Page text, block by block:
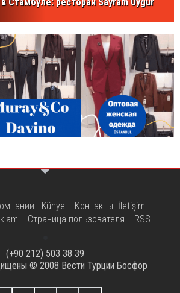
- Künye
Контакты -İletişim
Страница пользователя RSS
(+90 212) 503 38 39
© 2008 Вести Турции Босфор